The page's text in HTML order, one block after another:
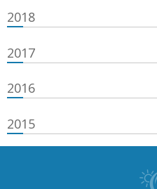
2018
2017
2016
2015